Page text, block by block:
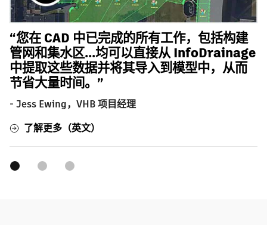
“您在 CAD 中已完成的所有工作，包括构建
管网和集水区...均可以直接从 InfoDrainage
中提取这些数据并将其导入到模型中，从而
节省大量时间。”
- Jess Ewing，VHB 项目经理
了解更多（英文）